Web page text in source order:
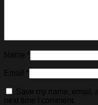
Name *
Email *
Save my name, email,
next time I comment.